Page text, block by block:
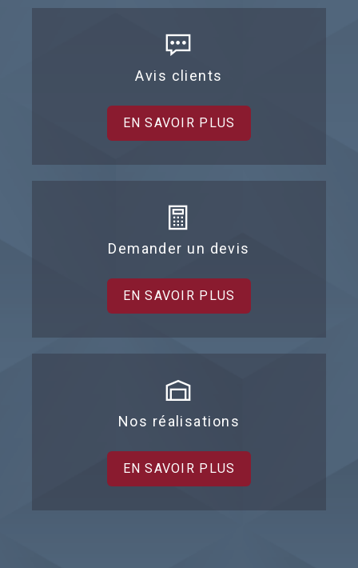
Avis clients
EN SAVOIR PLUS
Demander un devis
EN SAVOIR PLUS
Nos réalisations
EN SAVOIR PLUS